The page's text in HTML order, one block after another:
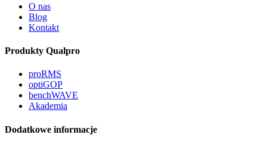
O nas
Blog
Kontakt
Produkty Qualpro
proRMS
optiGOP
benchWAVE
Akademia
Dodatkowe informacje